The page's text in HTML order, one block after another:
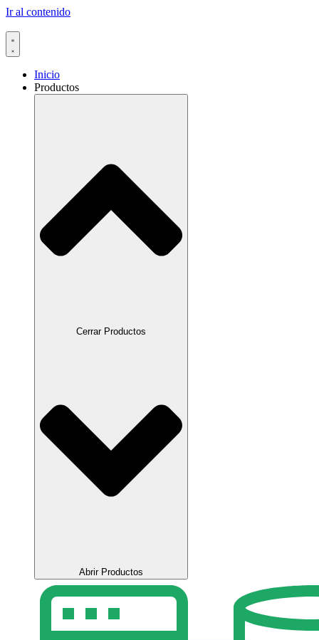
Ir al contenido
Inicio
Productos
Cerrar Productos
Abrir Productos